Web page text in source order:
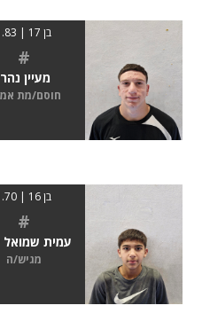
בן 17 | 1.83
#
מעיין
חוסם/מת
בן 16 | 1.70
#
עמית שמואל
מגיש/ה